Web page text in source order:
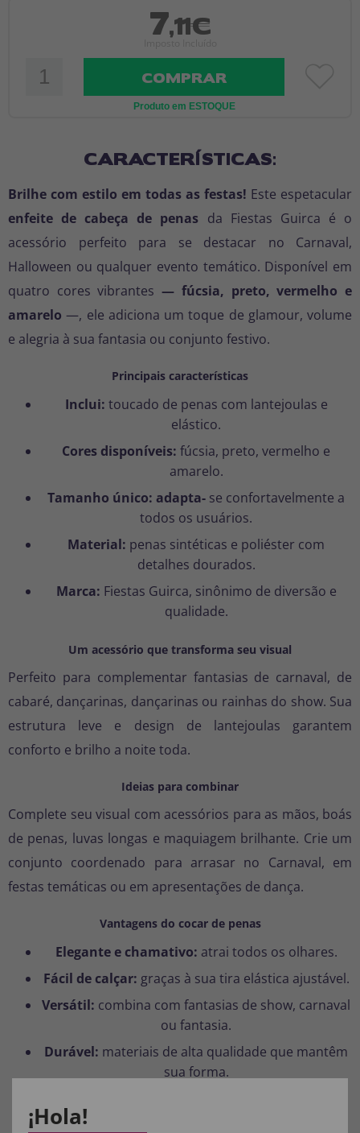
7,11€
COMPRAR
Produto em ESTOQUE
CARACTERÍSTICAS:
Brilhe com estilo em todas as festas! Este espetacular
enfeite de cabeça de penas da Fiestas Guirca é o
acessório perfeito para se destacar no Carnaval,
Halloween ou qualquer evento temático. Disponível em
quatro cores vibrantes— fúcsia, preto, vermelho e
amarelo —, ele adiciona um toque de glamour, volume
e alegria à sua fantasia ou conjunto festivo.
Principais características
Inclui: toucado de penas com lantejoulas e
elástico.
Cores disponíveis: fúcsia, preto, vermelho e
amarelo.
Tamanho único: adapta- se confortavelmente a
todos os usuários.
Material: penas sintéticas e poliéster com
detalhes dourados.
Marca: Fiestas Guirca, sinônimo de diversão e
qualidade.
Um acessório que transforma seu visual
Perfeito para complementar fantasias de carnaval, de
cabaré, dançarinas, dançarinas ou rainhas do show. Sua
estrutura leve e design de lantejoulas garantem
conforto e brilho a noite toda.
Ideias para combinar
Complete seu visual com acessórios para as mãos, boás
de penas, luvas longas e maquiagem brilhante. Crie um
conjunto coordenado para arrasar no Carnaval, em
festas temáticas ou em apresentações de dança.
Vantagens do cocar de penas
Elegante e chamativo: atrai todos os olhares.
Fácil de calçar: graças à sua tira elástica ajustável.
Versátil: combina com fantasias de show, carnaval
ou fantasia.
Durável: materiais de alta qualidade que mantêm
sua forma.
¡Hola!